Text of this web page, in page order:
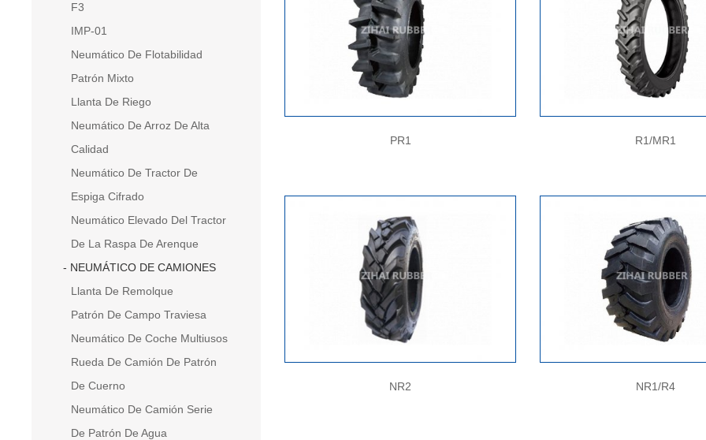
F3
IMP-01
Neumático De Flotabilidad
Patrón Mixto
Llanta De Riego
Neumático De Arroz De Alta
Calidad
Neumático De Tractor De
Espiga Cifrado
Neumático Elevado Del Tractor
De La Raspa De Arenque
NEUMÁTICO DE CAMIONES
Llanta De Remolque
Patrón De Campo Traviesa
Neumático De Coche Multiusos
Rueda De Camión De Patrón
De Cuerno
Neumático De Camión Serie
De Patrón De Agua
PR1 R1/MR1
NR2 NR1/R4